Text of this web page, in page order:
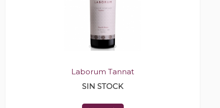
Laborum Tannat
SIN STOCK